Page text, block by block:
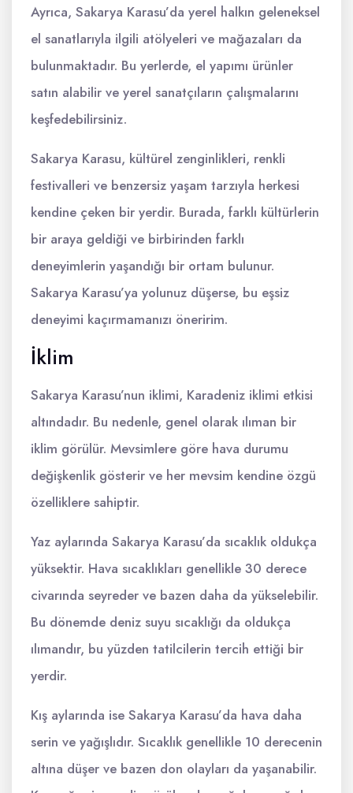
Ayrıca, Sakarya Karasu’da yerel halkın geleneksel
el sanatlarıyla ilgili atölyeleri ve mağazaları da
bulunmaktadır. Bu yerlerde, el yapımı ürünler
satın alabilir ve yerel sanatçıların çalışmalarını
keşfedebilirsiniz.
Sakarya Karasu, kültürel zenginlikleri, renkli
festivalleri ve benzersiz yaşam tarzıyla herkesi
kendine çeken bir yerdir. Burada, farklı kültürlerin
bir araya geldiği ve birbirinden farklı
deneyimlerin yaşandığı bir ortam bulunur.
Sakarya Karasu’ya yolunuz düşerse, bu eşsiz
deneyimi kaçırmamanızı öneririm.
İklim
Sakarya Karasu’nun iklimi, Karadeniz iklimi etkisi
altındadır. Bu nedenle, genel olarak ılıman bir
iklim görülür. Mevsimlere göre hava durumu
değişkenlik gösterir ve her mevsim kendine özgü
özelliklere sahiptir.
Yaz aylarında Sakarya Karasu’da sıcaklık oldukça
yüksektir. Hava sıcaklıkları genellikle 30 derece
civarında seyreder ve bazen daha da yükselebilir.
Bu dönemde deniz suyu sıcaklığı da oldukça
ılımandır, bu yüzden tatilcilerin tercih ettiği bir
yerdir.
Kış aylarında ise Sakarya Karasu’da hava daha
serin ve yağışlıdır. Sıcaklık genellikle 10 derecenin
altına düşer ve bazen don olayları da yaşanabilir.